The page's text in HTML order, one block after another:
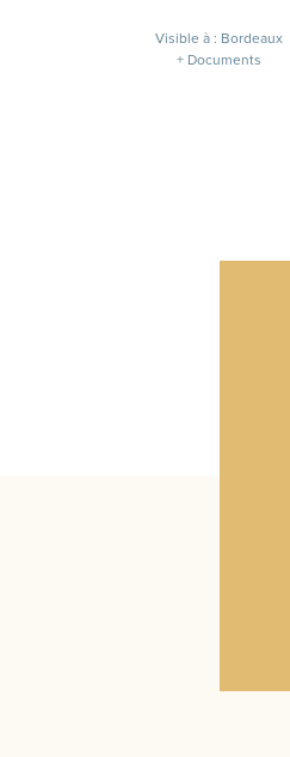
Visible à : Bordeaux
+ Documents